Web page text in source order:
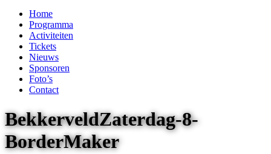
Home
Programma
Activiteiten
Tickets
Nieuws
Sponsoren
Foto’s
Contact
BekkerveldZaterdag-8-
BorderMaker